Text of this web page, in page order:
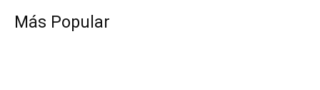
Más Popular